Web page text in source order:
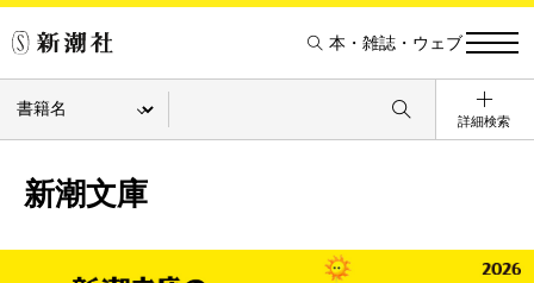
本・雑誌・ウェブ
詳細検索
新潮文庫